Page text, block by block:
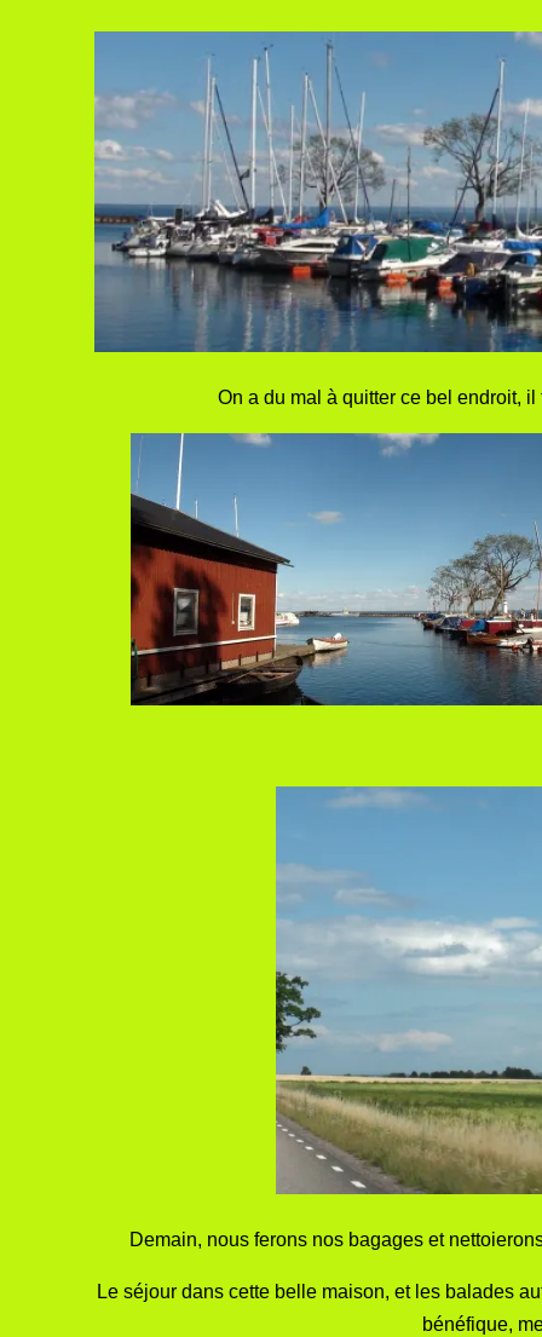
On a du mal à quitter ce bel endroit,
Demain, nous ferons nos bagages et
Le séjour dans cette belle maison, et les balades
bénéfique,